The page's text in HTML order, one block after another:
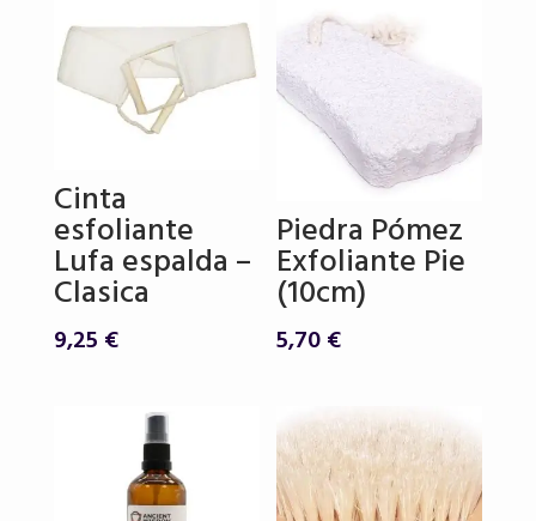
Cinta
esfoliante
Lufa espalda –
Clasica
9,25 €
Piedra Pómez
Exfoliante Pie
(10cm)
5,70€